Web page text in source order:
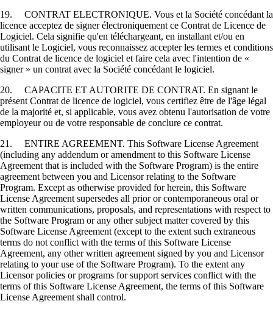
19. CONTRAT ELECTRONIQUE. Vous et la Société concédant la
licence acceptez de signer électroniquement ce Contrat de Licence de
Logiciel. Cela signifie qu'en téléchargeant, en installant et/ou en
utilisant le Logiciel, vous reconnaissez accepter les termes et conditions
du Contrat de licence de logiciel et faire cela avec l'intention de «
signer » un contrat avec la Société concédant le logiciel.
20. CAPACITE ET AUTORITE DE CONTRAT. En signant le
présent Contrat de licence de logiciel, vous certifiez être de l'âge légal
de la majorité et, si applicable, vous avez obtenu l'autorisation de votre
employeur ou de votre responsable de conclure ce contrat.
21. ENTIRE AGREEMENT. This Software License Agreement
(including any addendum or amendment to this Software License
Agreement that is included with the Software Program) is the entire
agreement between you and Licensor relating to the Software
Program. Except as otherwise provided for herein, this Software
License Agreement supersedes all prior or contemporaneous oral or
written communications, proposals, and representations with respect to
the Software Program or any other subject matter covered by this
Software License Agreement (except to the extent such extraneous
terms do not conflict with the terms of this Software License
Agreement, any other written agreement signed by you and Licensor
relating to your use of the Software Program). To the extent any
Licensor policies or programs for support services conflict with the
terms of this Software License Agreement, the terms of this Software
License Agreement shall control.